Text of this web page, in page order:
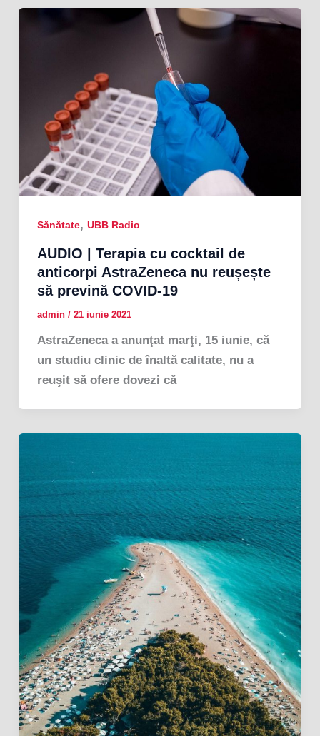
Sănătate, UBB Radio
AUDIO | Terapia cu cocktail de
anticorpi AstraZeneca nu reușește
să prevină COVID-19
admin / 21 iunie 2021
AstraZeneca a anunţat marţi, 15 iunie, că
un studiu clinic de înaltă calitate, nu a
reuşit să ofere dovezi că